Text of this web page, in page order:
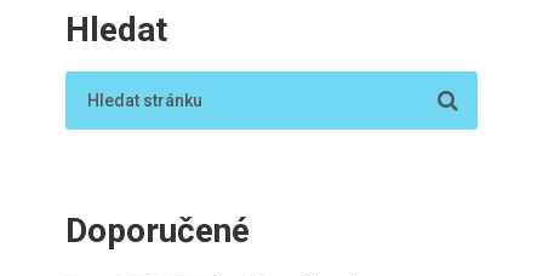
Hledat
Doporučené